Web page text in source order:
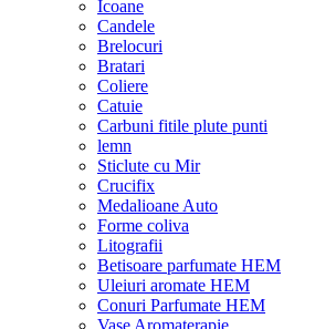
Icoane
Candele
Brelocuri
Bratari
Coliere
Catuie
Carbuni fitile plute punti
lemn
Sticlute cu Mir
Crucifix
Medalioane Auto
Forme coliva
Litografii
Betisoare parfumate HEM
Uleiuri aromate HEM
Conuri Parfumate HEM
Vase Aromaterapie